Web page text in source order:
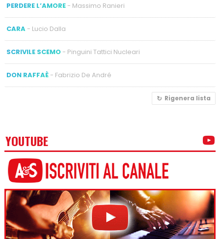
PERDERE L’AMORE- Massimo Ranieri
CARA- Lucio Dalla
SCRIVILE SCEMO- Pinguini Tattici Nucleari
DON RAFFAÈ- Fabrizio De André
Rigenera lista
YOUTUBE